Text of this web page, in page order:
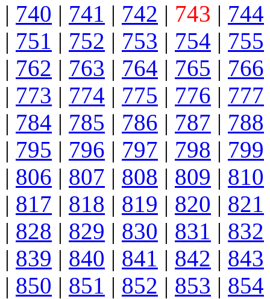
| 740 | 741 | 742 | 743 | 744
| 751 | 752 | 753 | 754 | 755
| 762 | 763 | 764 | 765 | 766
| 773 | 774 | 775 | 776 | 777
| 784 | 785 | 786 | 787 | 788
| 795 | 796 | 797 | 798 | 799
| 806 | 807 | 808 | 809 | 810
| 817 | 818 | 819 | 820 | 821
| 828 | 829 | 830 | 831 | 832
| 839 | 840 | 841 | 842 | 843
| 850 | 851 | 852 | 853 | 854